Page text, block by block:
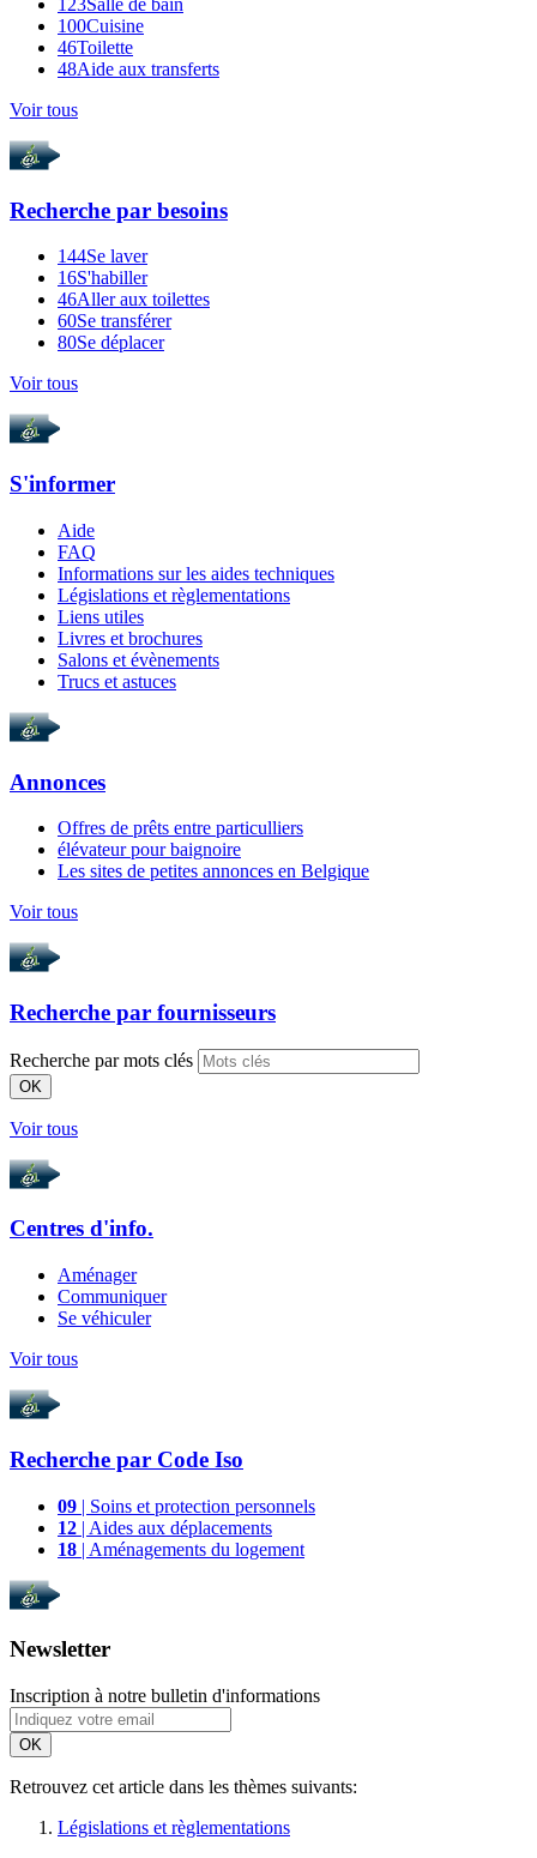
123Salle de bain
100Cuisine
46Toilette
48Aide aux transferts
Voir tous
Recherche par besoins
144Se laver
16S'habiller
46Aller aux toilettes
60Se transférer
80Se déplacer
Voir tous
S'informer
Aide
FAQ
Informations sur les aides techniques
Législations et règlementations
Liens utiles
Livres et brochures
Salons et évènements
Trucs et astuces
Annonces
Offres de prêts entre particulliers
élévateur pour baignoire
Les sites de petites annonces en Belgique
Voir tous
Recherche par fournisseurs
Recherche par mots clés
OK
Voir tous
Centres d'info.
Aménager
Communiquer
Se véhiculer
Voir tous
Recherche par Code Iso
09 | Soins et protection personnels
12 | Aides aux déplacements
18 | Aménagements du logement
Newsletter
Inscription à notre bulletin d'informations
OK
Retrouvez cet article dans les thèmes suivants:
Législations et règlementations